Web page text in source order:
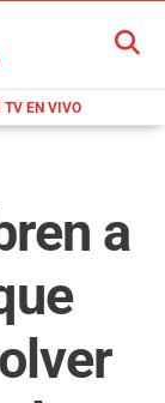
TV EN VIVO
BUSCAR
a